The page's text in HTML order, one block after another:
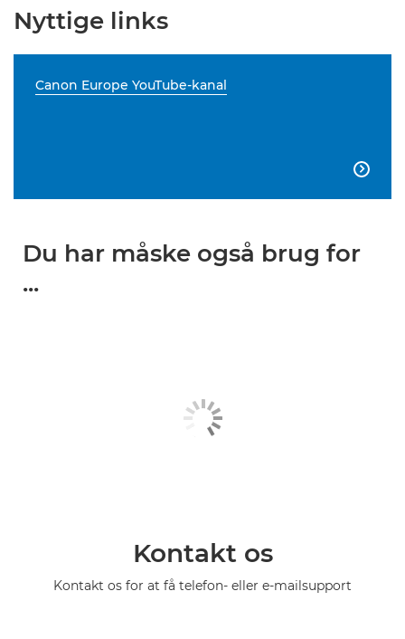
Nyttige links
Canon Europe YouTube-kanal

Du har måske også brug for
...
Kontakt os
Kontakt os for at få telefon- eller e-mailsupport